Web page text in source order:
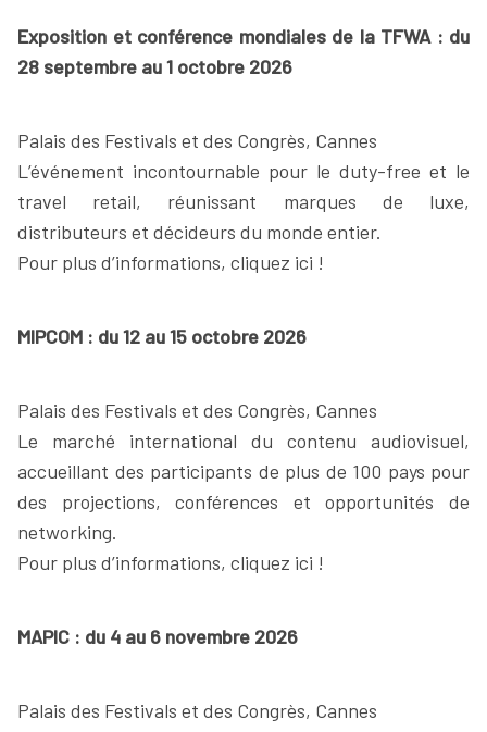
Exposition et conférence mondiales de la TFWA : du
28 septembre au 1 octobre 2026
Palais des Festivals et des Congrès, Cannes
L’événement incontournable pour le duty-free et le
travel retail, réunissant marques de luxe,
distributeurs et décideurs du monde entier.
Pour plus d’informations, cliquez ici !
MIPCOM : du 12 au 15 octobre 2026
Palais des Festivals et des Congrès, Cannes
Le marché international du contenu audiovisuel,
accueillant des participants de plus de 100 pays pour
des projections, conférences et opportunités de
networking.
Pour plus d’informations, cliquez ici !
MAPIC : du 4 au 6 novembre 2026
Palais des Festivals et des Congrès, Cannes